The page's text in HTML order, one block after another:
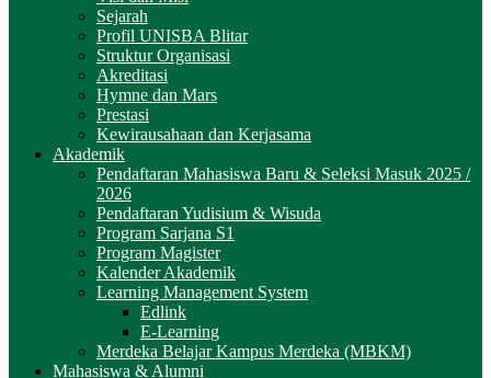
Sejarah
Profil UNISBA Blitar
Struktur Organisasi
Akreditasi
Hymne dan Mars
Prestasi
Kewirausahaan dan Kerjasama
Akademik
Pendaftaran Mahasiswa Baru & Seleksi Masuk 2025 /
2026
Pendaftaran Yudisium & Wisuda
Program Sarjana S1
Program Magister
Kalender Akademik
Learning Management System
Edlink
E-Learning
Merdeka Belajar Kampus Merdeka (MBKM)
Mahasiswa & Alumni